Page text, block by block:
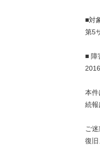
■対
第5
■ 障
本件
続報
ご
復旧